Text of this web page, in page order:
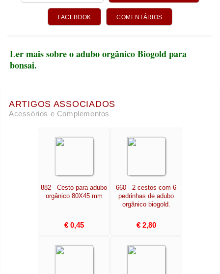
FACEBOOK COMENTÁRIOS
Ler mais sobre o adubo orgânico Biogold para
bonsai.
ARTIGOS ASSOCIADOS
Acessórios e Complementos
882 - Cesto para adubo
orgânico 80X45 mm
€ 0,45
660 - 2 cestos com 6
pedrinhas de adubo
orgânico biogold.
€ 2,80